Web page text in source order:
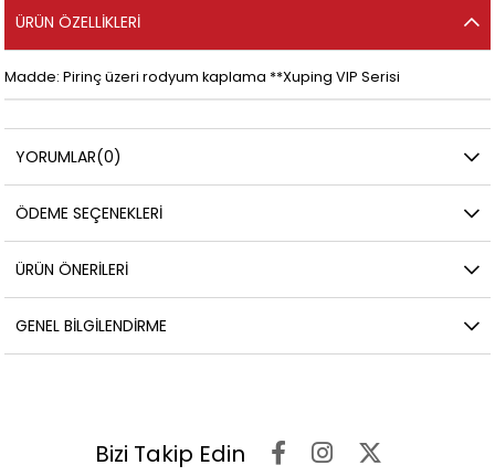
ÜRÜN ÖZELLIKLERI
Madde: Pirinç üzeri rodyum kaplama **Xuping VIP Serisi
YORUMLAR(0)
ÖDEME SEÇENEKLERI
ÜRÜN ÖNERILERI
GENEL BILGILENDIRME
Bizi Takip Edin